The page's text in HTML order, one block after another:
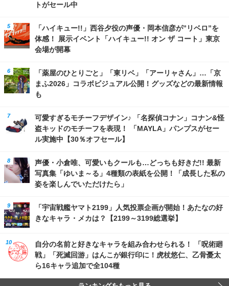
トがセール中
「ハイキュー!!」西谷夕役の声優・岡本信彦が”リベロ”を
体感！ 展示イベント「ハイキュー!! オン ザ コート」東京
会場が開幕
「薬屋のひとりごと」「東リベ」「アーリャさん」…「京
まふ2026」コラボビジュアル公開！グッズなどの最新情報
も
可愛すぎるモチーフデザイン♪ 「名探偵コナン」コナン&怪
盗キッドのモチーフを表現！ 「MAYLA」パンプスがセー
ル実施中【30％オフセール】
声優・小倉唯、可愛いもクールも…どっちも好きだ!! 最新
写真集「ゆいま～る」4種類の表紙を公開！「成長した私の
姿を楽しんでいただけたら」
「宇宙戦艦ヤマト2199」人気投票企画が開始！あたなの好
きなキャラ・メカは？【2199～3199総選挙】
自分の名前と好きなキャラを組み合わせられる！ 「呪術廻
戦」「死滅回游」はんこが銀行印に！虎杖悠仁、乙骨憂太
ら16キャラ追加で全104種